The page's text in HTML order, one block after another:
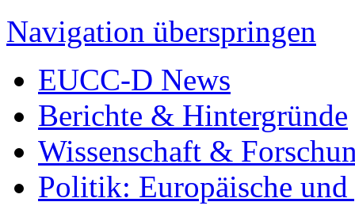
Navigation überspringen
EUCC-D News
Berichte & Hintergründe
Wissenschaft &
Politik: Europäische